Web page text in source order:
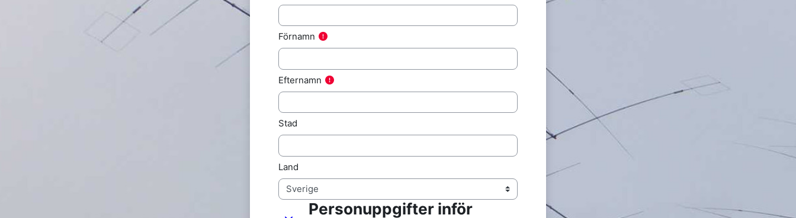
Förnamn
Efternamn
Stad
Land
Personuppgifter inför certifikatprov
Personuppgifter inför